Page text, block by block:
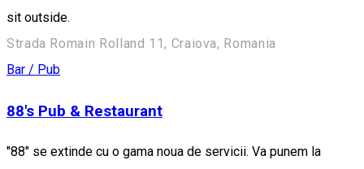
sit outside.
Strada Romain Rolland 11, Craiova, Romania
Bar / Pub
88's Pub & Restaurant
"88" se extinde cu o gama noua de servicii. Va punem la